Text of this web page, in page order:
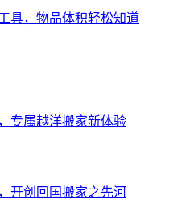
具，物品体积轻松知道
专属越洋搬家新体验
开创回国搬家之先河